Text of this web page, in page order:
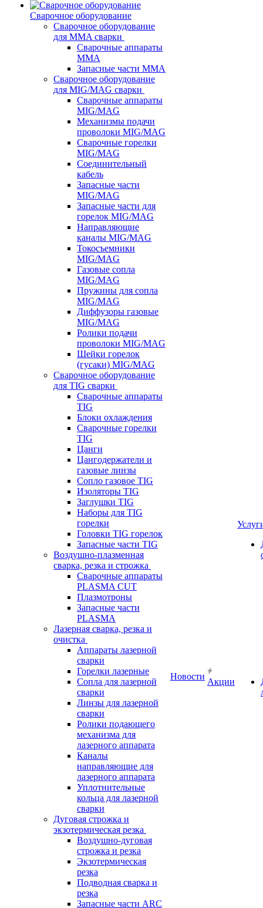
Сварочное оборудование
Сварочное оборудование
для MMA сварки
Сварочные аппараты
MMA
Запасные части MMA
Сварочное оборудование
для MIG/MAG сварки
Сварочные аппараты
MIG/MAG
Механизмы подачи
проволоки MIG/MAG
Сварочные горелки
MIG/MAG
Соединительный
кабель
Запасные части
MIG/MAG
Запасные части для
горелок MIG/MAG
Направляющие
каналы MIG/MAG
Токосъемники
MIG/MAG
Газовые сопла
MIG/MAG
Пружины для сопла
MIG/MAG
Диффузоры газовые
MIG/MAG
Ролики подачи
проволоки MIG/MAG
Шейки горелок
(гусаки) MIG/MAG
Сварочное оборудование
для TIG сварки
Сварочные аппараты
TIG
Блоки охлаждения
Сварочные горелки
TIG
Цанги
Цангодержатели и
газовые линзы
Сопло газовое TIG
Изоляторы TIG
Заглушки TIG
Наборы для TIG
горелки
Головки TIG горелок
Запасные части TIG
Воздушно-плазменная
сварка, резка и строжка
Сварочные аппараты
PLASMA CUT
Плазмотроны
Запасные части
PLASMA
Лазерная сварка, резка и
очистка
Аппараты лазерной
сварки
Горелки лазерные
Сопла для лазерной
сварки
Линзы для лазерной
сварки
Ролики подающего
механизма для
лазерного аппарата
Каналы
направляющие для
лазерного аппарата
Уплотнительные
кольца для лазерной
сварки
Дуговая строжка и
экзотермическая резка
Воздушно-дуговая
строжка и резка
Экзотермическая
резка
Подводная сварка и
резка
Запасные части ARC
Новости
Акции